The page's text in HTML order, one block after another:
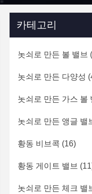
카테고리
놋쇠로 만든 볼 밸브
놋쇠로 만든 다양성
놋쇠로 만든 가스 볼
놋쇠로 만든 앵글 밸
황동 비브콕 (16)
황동 게이트 밸브
놋쇠로 만든 체크 밸